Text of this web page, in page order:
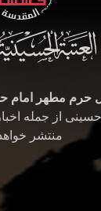
حرم مطهر امام
از جمله
منتشر